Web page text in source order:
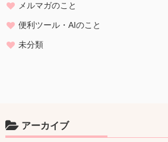
メルマガのこと
便利ツール・AIのこと
未分類
アーカイブ